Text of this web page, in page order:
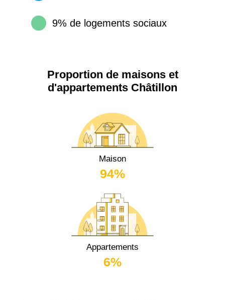
9% de logements sociaux
Proportion de maisons et
d'appartements Châtillon
Maison
94%
Appartements
6%